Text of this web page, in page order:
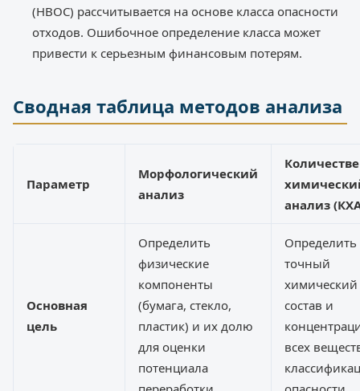
(НВОС) рассчитывается на основе класса опасности
отходов. Ошибочное определение класса может
привести к серьезным финансовым потерям.
Сводная таблица методов анализа
Параметр
Морфологический
анализ
анализ
Основная
цель
Определить
физические
компоненты
(бумага, стекло,
пластик) и их долю
для оценки
потенциала
Определить
точный
химический
состав и
всех